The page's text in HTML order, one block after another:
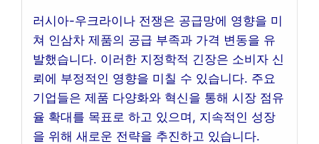
러시아-우크라이나 전쟁은 공급망에 영향을 미
쳐 인삼차 제품의 공급 부족과 가격 변동을 유
발했습니다. 이러한 지정학적 긴장은 소비자 신
뢰에 부정적인 영향을 미칠 수 있습니다. 주요
기업들은 제품 다양화와 혁신을 통해 시장 점유
율 확대를 목표로 하고 있으며, 지속적인 성장
을 위해 새로운 전략을 추진하고 있습니다.